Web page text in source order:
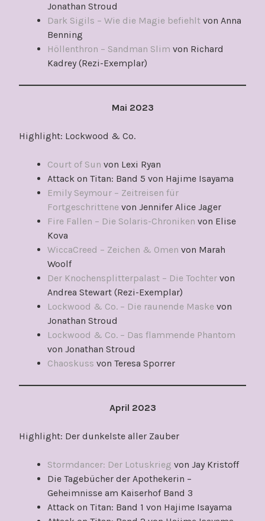
Jonathan Stroud
Dark Sigils – Wie die Magie befiehlt von Anna
Benning
Höllenthron – Sandman Slim von Richard
Kadrey (Rezi-Exemplar)
Mai 2023
Highlight: Lockwood & Co.
Court of Sun von Lexi Ryan
Attack on Titan: Band 5 von Hajime Isayama
Emily Seymour – Zeitreisen für
Fortgeschrittene von Jennifer Alice Jager
Fire Fallen – Die Solaris-Chroniken von Elise
Kova
WiccaCreed – Zeichen & Omen von Marah
Woolf
Der Knochensplitterpalast – Die Tochter von
Andrea Stewart (Rezi-Exemplar)
Lockwood & Co. – Die raunende Maske von
Jonathan Stroud
Lockwood & Co. – Das flammende Phantom
von Jonathan Stroud
Chaoskuss von Teresa Sporrer
April 2023
Highlight: Der dunkelste aller Zauber
Stormdancer: Der Lotuskrieg von Jay Kristoff
Die Tagebücher der Apothekerin –
Geheimnisse am Kaiserhof Band 3
Attack on Titan: Band 1 von Hajime Isayama